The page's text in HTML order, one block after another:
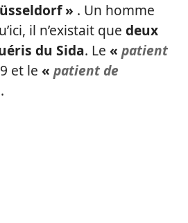
» . Un homme
il n’existait que deux
du Sida. Le « patient
et le « patient de